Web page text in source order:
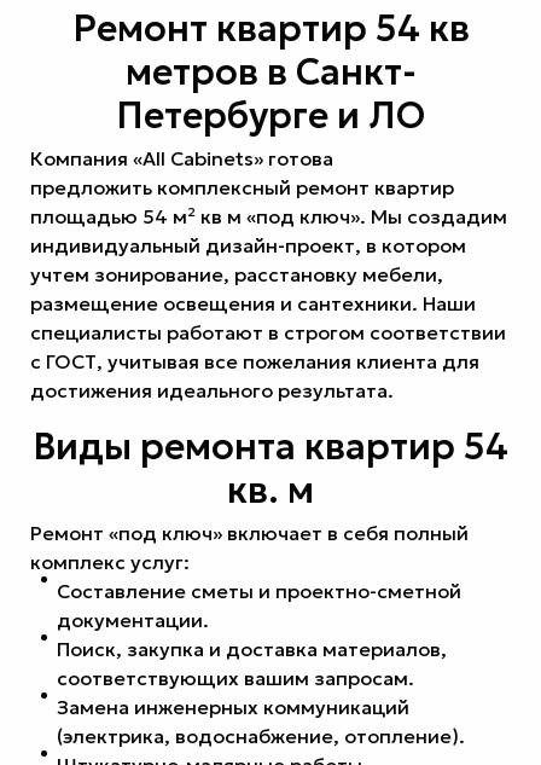
Ремонт квартир 54 кв
метров в Санкт-
Петербурге и ЛО
Компания «All Cabinets» готова
предложить комплексный ремонт квартир
площадью 54 м² кв м «под ключ». Мы создадим
индивидуальный дизайн-проект, в котором
учтем зонирование, расстановку мебели,
размещение освещения и сантехники. Наши
специалисты работают в строгом соответствии
с ГОСТ, учитывая все пожелания клиента для
достижения идеального результата.
Виды ремонта квартир 54
кв. м
Ремонт «под ключ» включает в себя полный
комплекс услуг:
Составление сметы и проектно-сметной
документации.
Поиск, закупка и доставка материалов,
соответствующих вашим запросам.
Замена инженерных коммуникаций
(электрика, водоснабжение, отопление).